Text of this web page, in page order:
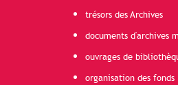
trésors des Archives
documents d'archives
ouvrages de
organisation des fonds